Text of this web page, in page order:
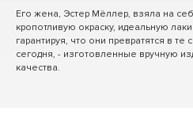
Его жена, Эстер Мёллер, взяла на
кропотливую окраску, идеальную
гарантируя, что они превратятся в
сегодня, - изготовленные вручную
качества.